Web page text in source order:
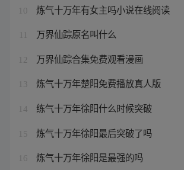
10 炼气十万年有女主吗小说在线阅读
万界仙踪原名叫什么
12 万界仙踪合集免费观看漫画
13 炼气十万年楚阳免费播放真人版
14 练气十万年徐阳什么时候突破
15 炼气十万年徐阳最后突破了吗
16 炼气十万年徐阳是最强的吗